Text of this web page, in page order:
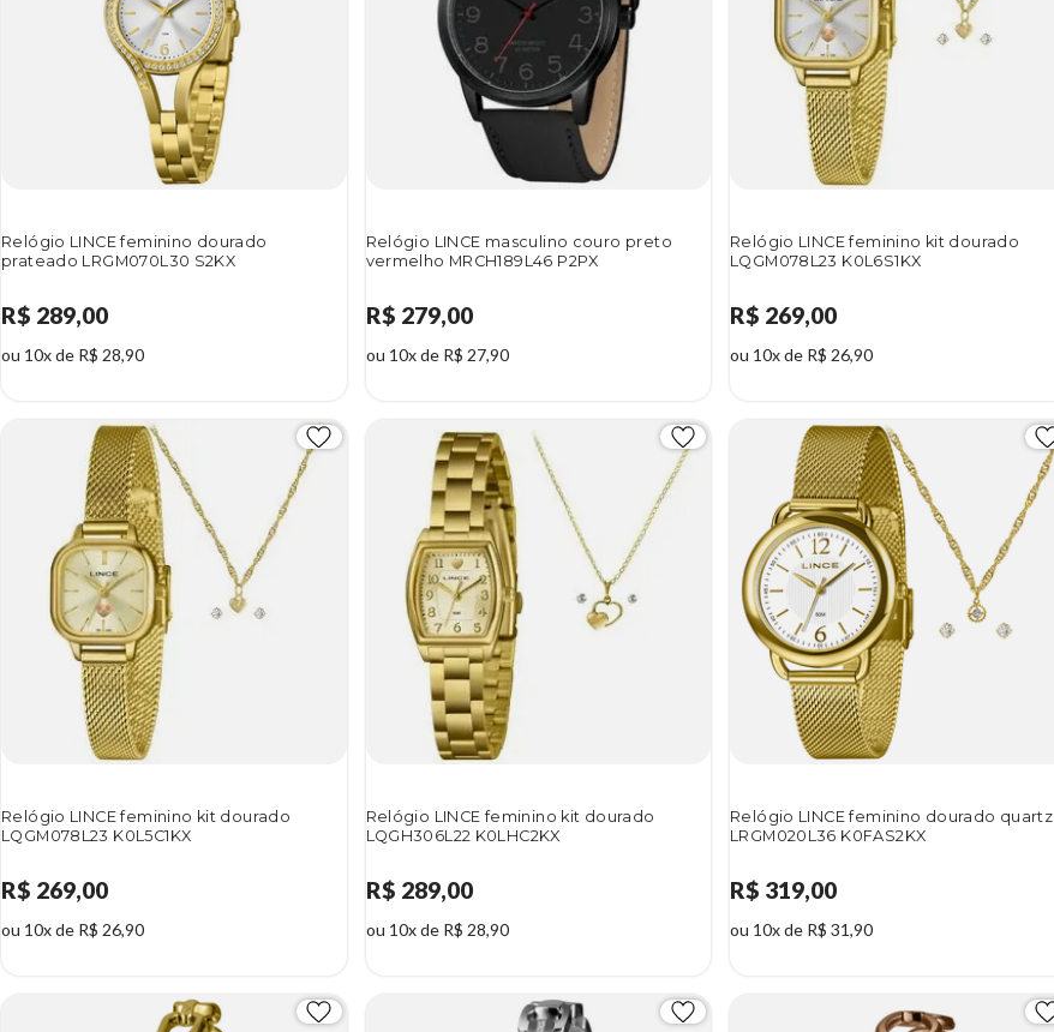
Relógio LINCE feminino dourado
prateado LRGM070L30 S2KX
R$ 289,00
ou 10x de R$ 28,90
Relógio LINCE masculino couro preto
vermelho MRCH189L46 P2PX
R$ 279,00
ou 10x de R$ 27,90
Relógio LINCE feminino kit dourado
LQGM078L23 K0L6S1KX
R$ 269,00
ou 10x de R$ 26,90
Relógio LINCE feminino kit dourado
LQGM078L23 K0L5C1KX
R$ 269,00
ou 10x de R$ 26,90
Relógio LINCE feminino kit dourado
LQGH306L22 K0LHC2KX
R$ 289,00
ou 10x de R$ 28,90
Relógio LINCE feminino dourado quartz
LRGM020L36 K0FAS2KX
R$ 319,00
ou 10x de R$ 31,90